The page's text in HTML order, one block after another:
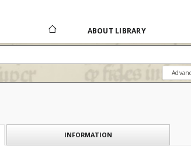
ABOUT LIBRARY
INFORMATION